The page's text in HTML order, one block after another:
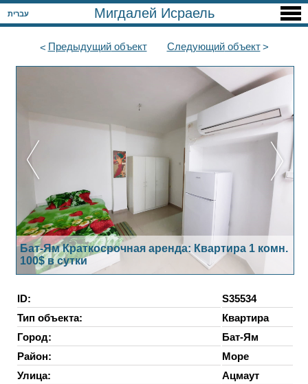
עברית Мигдалей Исраель
Предыдущийобъект Следующийобъект
Бат-Ям Краткосрочная аренда: Квартира 1 комн.
100$ в сутки
ID:
S35534
Тип объекта:
Квартира
Город:
Бат-Ям
Район:
Море
Улица:
Ацмаут